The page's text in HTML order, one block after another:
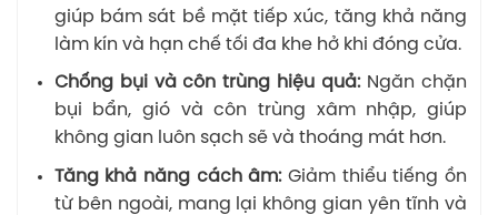
giúp bám sát bề mặt tiếp xúc, tăng khả năng
làm kín và hạn chế tối đa khe hở khi đóng cửa.
Chống bụi và côn trùng hiệu quả: Ngăn chặn
bụi bẩn, gió và côn trùng xâm nhập, giúp
không gian luôn sạch sẽ và thoáng mát hơn.
Tăng khả năng cách âm:Giảm thiểu tiếng ồn
từ bên ngoài, mang lại không gian yên tĩnh và